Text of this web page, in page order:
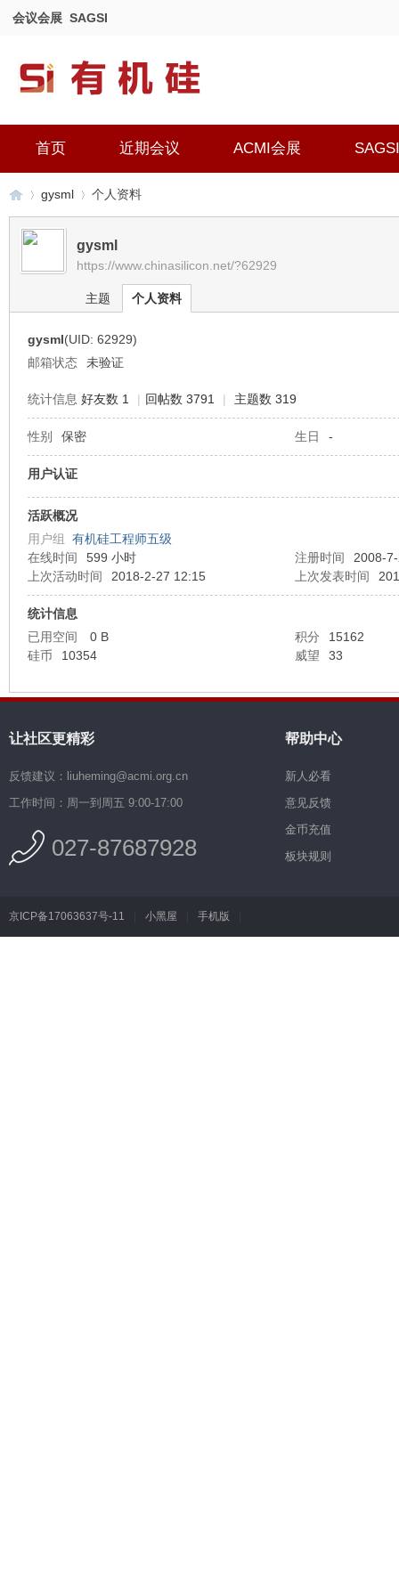
会议会展 SAGSI
首页 近期会议 ACMI会展 SAGSI
有›
gysml
›
个人资料
gysml
https://www.chinasilicon.net/?62929
主题 个人资料
gysml(UID: 62929)
邮箱状态
未验证
统计信息 好友数 1 | 回帖数 3791 | 主题数 319
性别 保密 生日 -
用户认证
活跃概况
用户组 有机硅工程师五级
在线时间
599 小时 注册时间
2008-
上次活动时间
2018-2-27 12:15 上次发表时间
统计信息
已用空间
0 B 积分
15162
硅币
10354 威望 33
让社区更精彩
反馈建议：liuheming@acmi.org.cn
工作时间：周一到周五 9:00-17:00
027-87687928
帮助中心
新人必看
意见反馈
金币充值
板块规则
京ICP备17063637号-11 小黑屋 手机版